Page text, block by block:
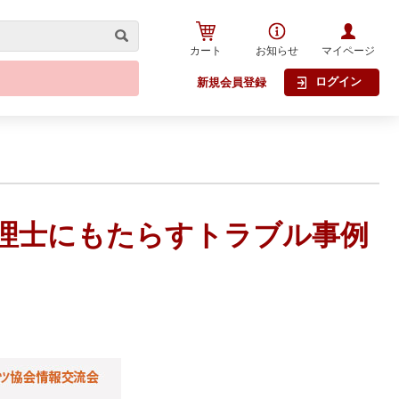
カート お知らせ マイページ
新規会員登録 ログイン
士にもたらすトラブル事例